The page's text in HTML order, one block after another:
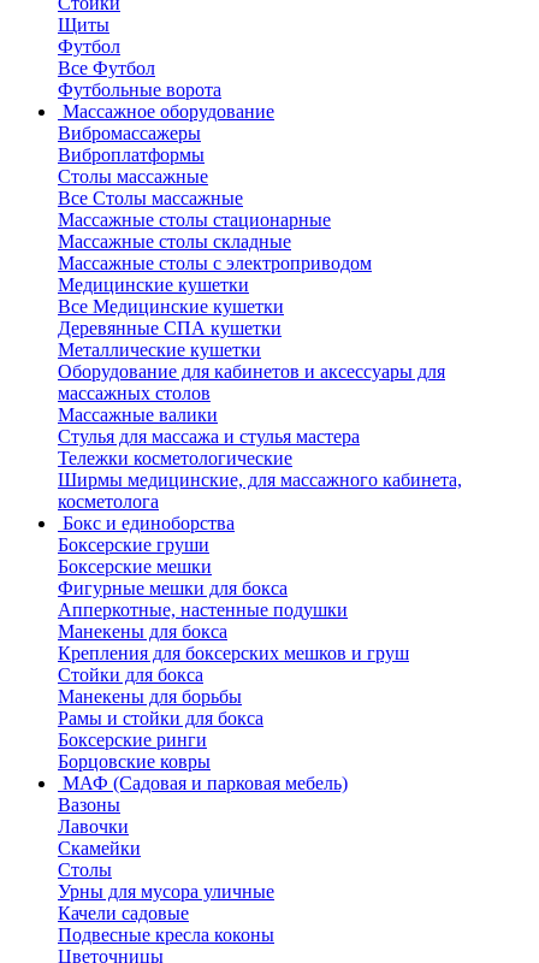
Щиты
Футбол
Все Футбол
Футбольные ворота
Массажное оборудование
Вибромассажеры
Виброплатформы
Столы массажные
Все Столы массажные
Массажные столы стационарные
Массажные столы складные
Массажные столы с электроприводом
Медицинские кушетки
Все Медицинские кушетки
Деревянные СПА кушетки
Металлические кушетки
Оборудование для кабинетов и аксессуары для
массажных столов
Массажные валики
Стулья для массажа и стулья мастера
Тележки косметологические
Ширмы медицинские, для массажного кабинета,
косметолога
Бокс и единоборства
Боксерские груши
Боксерские мешки
Фигурные мешки для бокса
Апперкотные, настенные подушки
Манекены для бокса
Крепления для боксерских мешков и груш
Стойки для бокса
Манекены для борьбы
Рамы и стойки для бокса
Боксерские ринги
Борцовские ковры
МАФ (Садовая и парковая мебель)
Вазоны
Лавочки
Скамейки
Столы
Урны для мусора уличные
Качели садовые
Подвесные кресла коконы
Цветочницы